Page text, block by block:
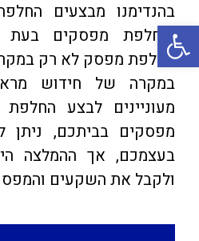
פתח סרגל נגישות
בהנדימנו מבצעים
והחלפת מפסקים בעת
החלפת מפסק לא רק
במקרה של חידוש
מעוניינים לבצע
מפסקים בביתכם, ניתן
בעצמכם, אך ההמלצה
ולקבל את השקעים